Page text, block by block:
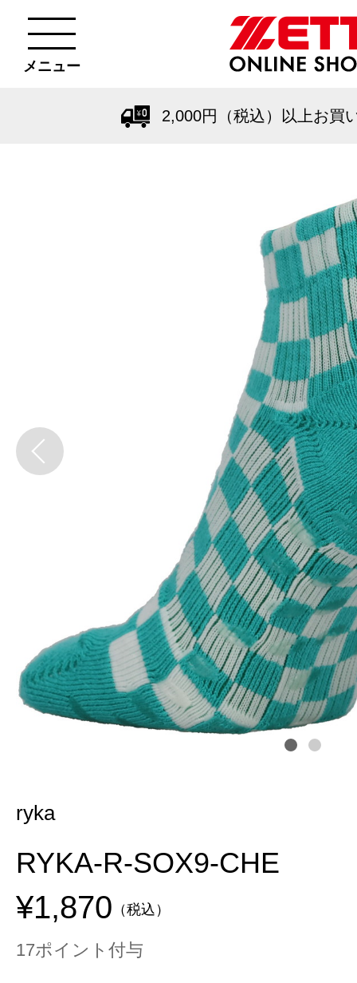
メニュー
2,000円（税込）以上お買
ryka
RYKA-R-SOX9-CHE
¥1,870 （税込）
17ポイント付与